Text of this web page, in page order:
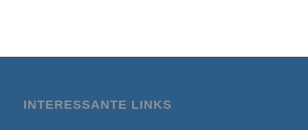
INTERESSANTE LINKS